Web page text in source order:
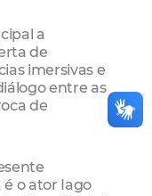
a
de
imersivas e
entre as
de
o ator Iago